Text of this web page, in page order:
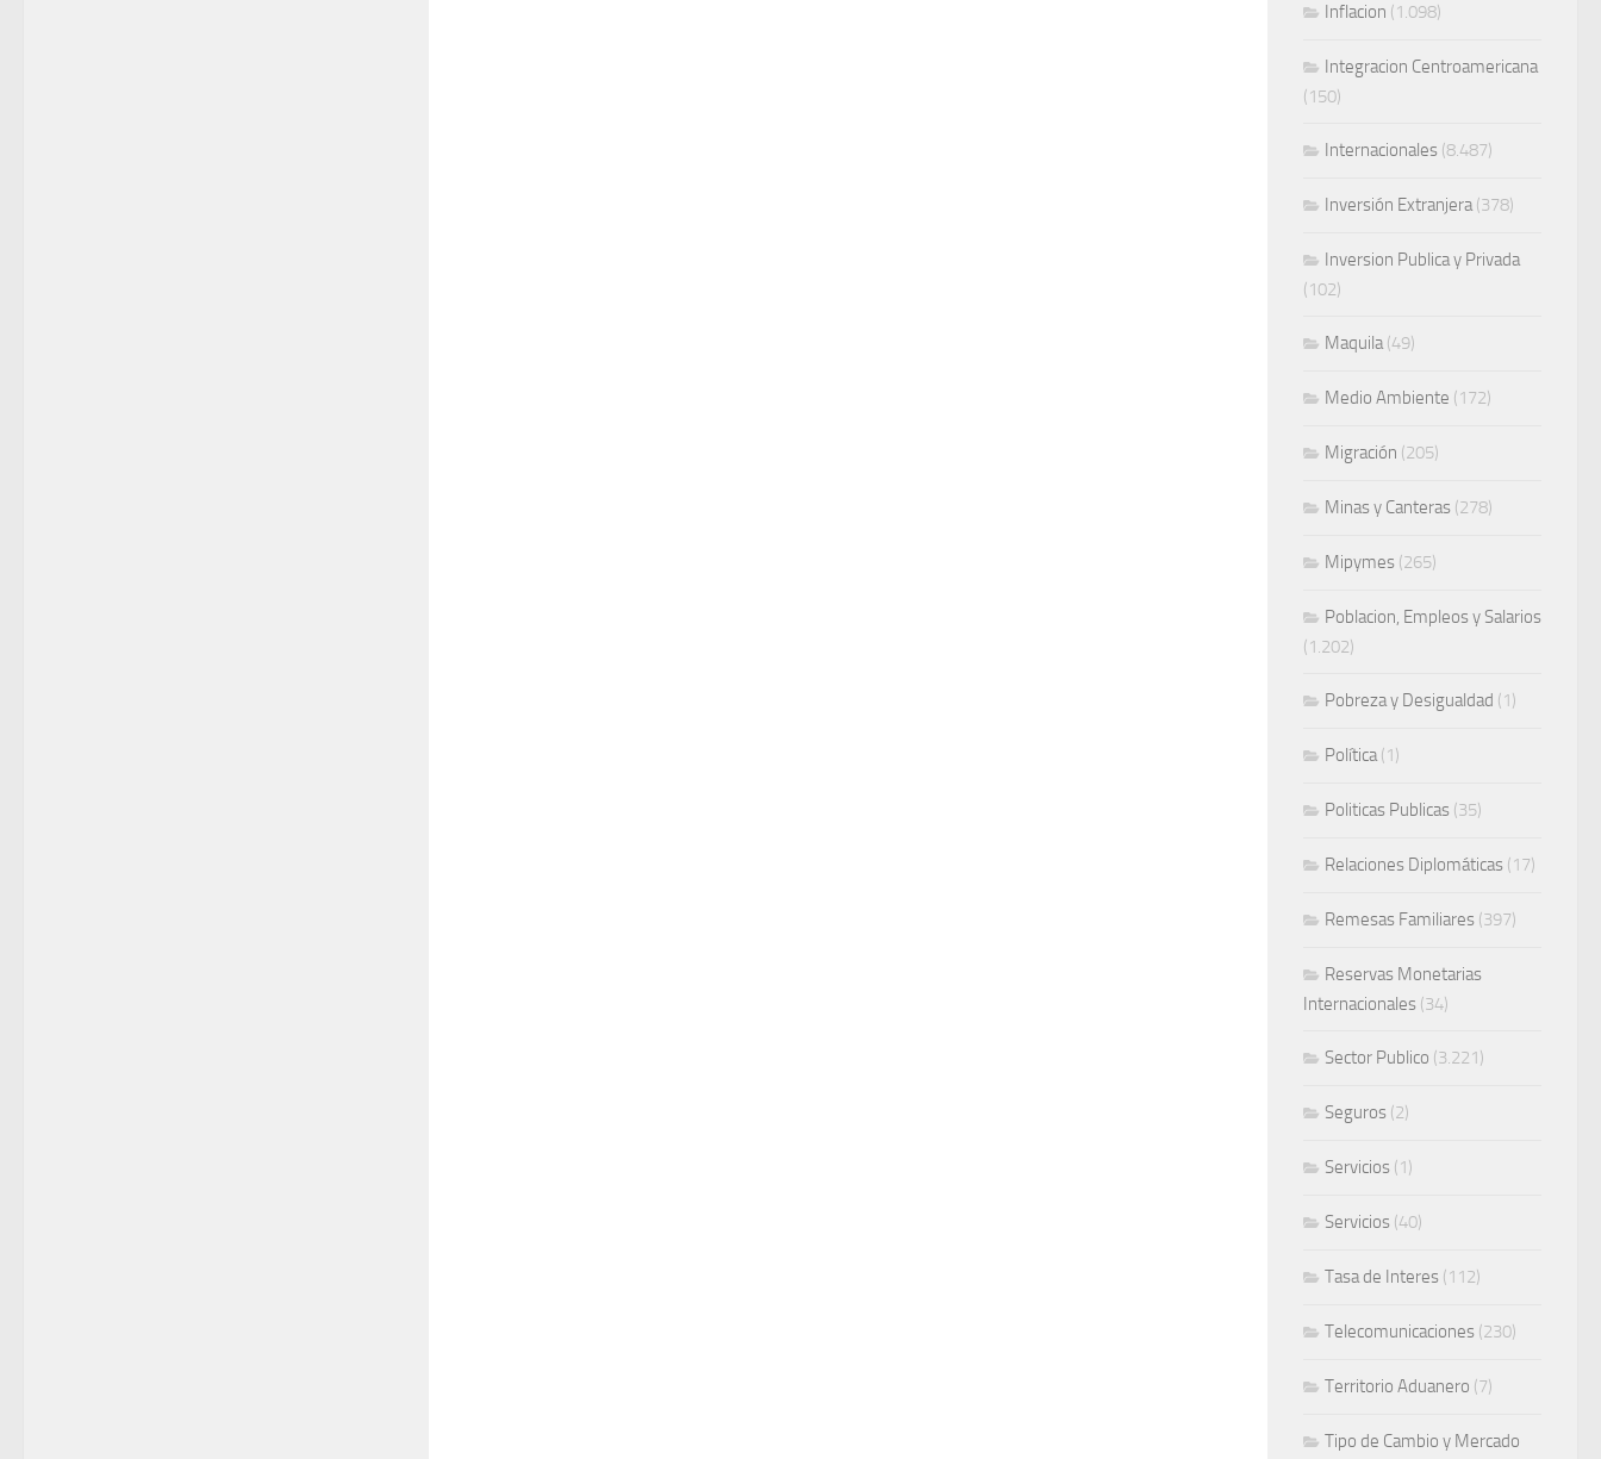
Inflacion (1.098)
Integracion Centroamericana
(150)
Internacionales (8.487)
Inversión Extranjera(378)
Inversion Publica y Privada
(102)
Maquila(49)
Medio Ambiente (172)
Migración (205)
Minas y Canteras (278)
Mipymes (265)
Poblacion, Empleos y Salarios
(1.202)
Pobreza y Desigualdad (1)
Política(1)
Politicas Publicas (35)
Relaciones Diplomáticas (17)
Remesas Familiares (397)
Reservas Monetarias
Internacionales (34)
Sector Publico (3.221)
Seguros (2)
Servicios (1)
Servicios (40)
Tasa de Interes (112)
Telecomunicaciones (230)
Territorio Aduanero (7)
Tipo de Cambio y Mercado